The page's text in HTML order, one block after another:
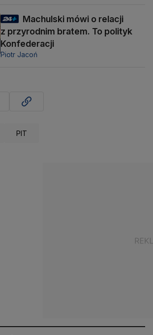
Machulski mówi o relacji
z przyrodnim bratem. To polityk
Konfederacji
Piotr Jacoń
PIT